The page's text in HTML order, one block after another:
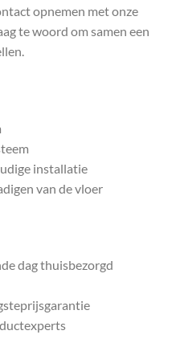
opnemen met onze
te woord om samen een
installatie
van de vloer
dag thuisbezorgd